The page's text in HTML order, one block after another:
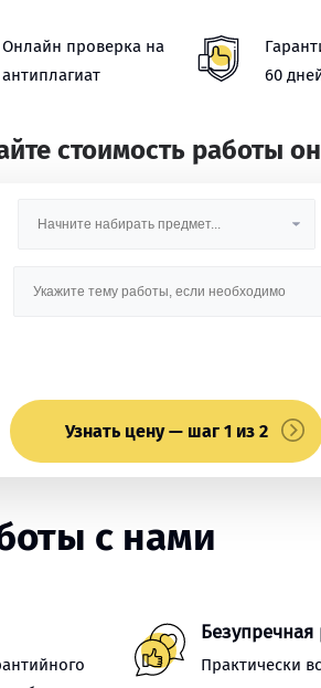
Онлайн проверка на
антиплагиат
60
стоимость работы
Узнать цену — шаг 1 из 2
с нами
Безупречная
Практически